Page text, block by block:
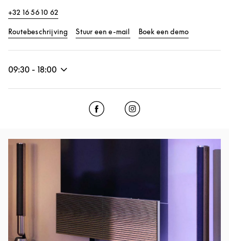
+32 16 56 10 62
RoutebeschrijvingLink Opens in New Tab
Stuur een e-mail Boek een demo
09:30 - 18:00
Click to open Facebook
Link Opens in New Tab
Click to open Instagram
Link Opens in New Tab
Afbeelding van evenement